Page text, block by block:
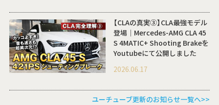
【CLAの真実③】CLA最強モデル
登場｜Mercedes-AMG CLA 45
S 4MATIC+ Shooting Brakeを
Youtubeにて公開しました
2026.06.17
ユーチューブ更新のお知らせ一覧へ>>